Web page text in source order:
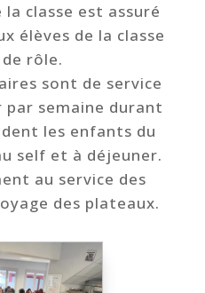
classe est assuré
élèves de la classe
rôle.
sont de service
semaine durant
les enfants du
self et à déjeuner.
au service des
des plateaux.